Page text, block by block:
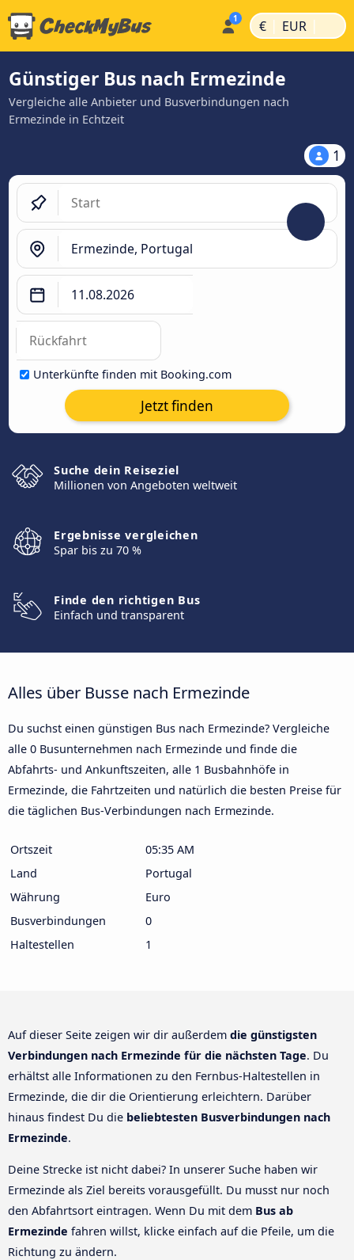
€ | EUR |
Günstiger Bus nach Ermezinde
Vergleiche alle Anbieter und Busverbindungen nach
Ermezinde in Echtzeit
1
Unterkünfte finden mit Booking.com
Jetzt finden
Suche dein Reiseziel
Millionen von Angeboten weltweit
Ergebnisse vergleichen
Spar bis zu 70 %
Finde den richtigen Bus
Einfach und transparent
Alles über Busse nach Ermezinde
Du suchst einen günstigen Bus nach Ermezinde? Vergleiche
alle 0 Busunternehmen nach Ermezinde und finde die
Abfahrts- und Ankunftszeiten, alle 1 Busbahnhöfe in
Ermezinde, die Fahrtzeiten und natürlich die besten Preise für
die täglichen Bus-Verbindungen nach Ermezinde.
Ortszeit
05:35 AM
Land
Portugal
Währung
Euro
Busverbindungen
0
Haltestellen
1
Auf dieser Seite zeigen wir dir außerdem die günstigsten
Verbindungen nach Ermezinde für die nächsten Tage. Du
erhältst alle Informationen zu den Fernbus-Haltestellen in
Ermezinde, die dir die Orientierung erleichtern. Darüber
hinaus findest Du die beliebtesten Busverbindungen nach
Ermezinde.
Deine Strecke ist nicht dabei? In unserer Suche haben wir
Ermezinde als Ziel bereits vorausgefüllt. Du musst nur noch
den Abfahrtsort eintragen. Wenn Du mit dem Bus ab
Ermezinde fahren willst, klicke einfach auf die Pfeile, um die
Richtung zu ändern.